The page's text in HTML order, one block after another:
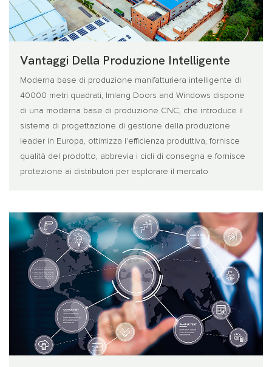
Vantaggi Della Produzione Intelligente
Moderna base di produzione manifatturiera intelligente di
40000 metri quadrati, lmlang Doors and Windows dispone
di una moderna base di produzione CNC, che introduce il
sistema di progettazione di gestione della produzione
leader in Europa, ottimizza l'efficienza produttiva, fornisce
qualità del prodotto, abbrevia i cicli di consegna e fornisce
protezione ai distributori per esplorare il mercato